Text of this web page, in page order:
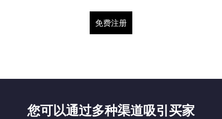
免费注册
您可以通过多种渠道吸引买家